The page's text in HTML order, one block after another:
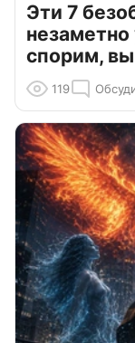
Эти 7
спорим,
119